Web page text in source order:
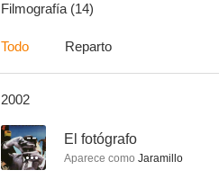
Filmografía (14)
Todo Reparto
2002
-- El fotógrafo
Aparece como Jaramillo